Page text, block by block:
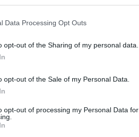
Data Processing Opt Outs
opt-out of the Sharing of my personal data.
opt-out of the Sale of my Personal Data.
opt-out of processing my Personal Data